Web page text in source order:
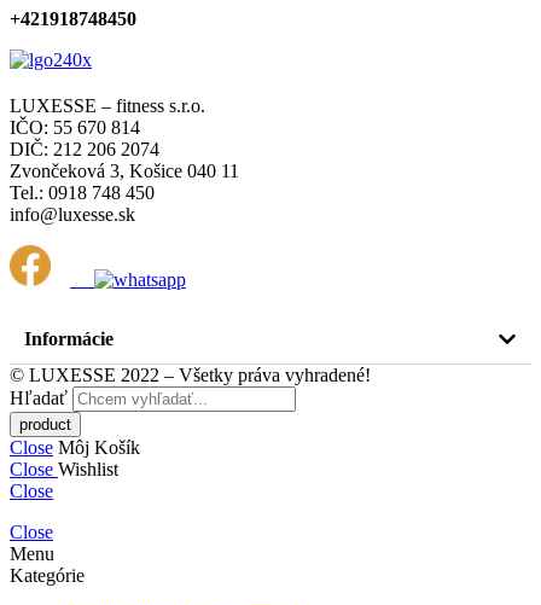
+421918748450
LUXESSE – fitness s.r.o.
IČO: 55 670 814
DIČ: 212 206 2074
Zvončeková 3, Košice 040 11
Tel.: 0918 748 450
info@luxesse.sk
Informácie
© LUXESSE 2022 – Všetky práva vyhradené!
Hľadať
Close Môj Košík
Close Wishlist
Close
Close
Menu
Kategórie